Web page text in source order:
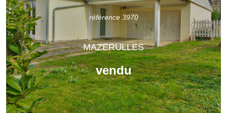
référence 3970
MAZERULLES
vendu